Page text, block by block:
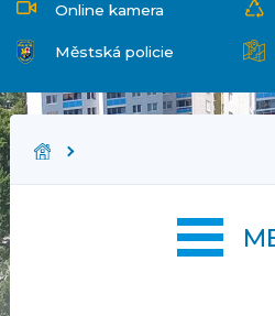
Online kamera
Městská policie